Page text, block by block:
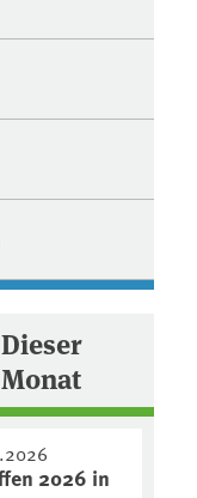
Dieser
Monat
2026 in